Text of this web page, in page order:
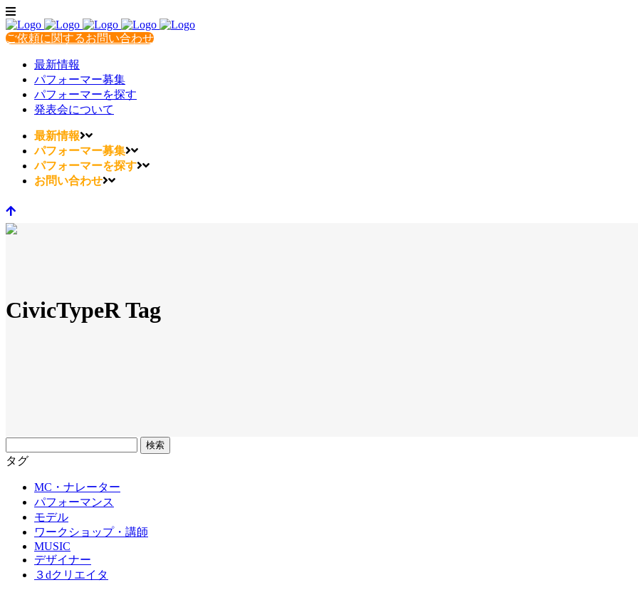
ご依頼に関するお問い合わせ
最新情報
パフォーマー募集
パフォーマーを探す
発表会について
最新情報
パフォーマー募集
パフォーマーを探す
お問い合わせ
CivicTypeR Tag
リ
タグ
MC・ナレーター
パフォーマンス
モデル
ワークショップ・講師
MUSIC
デザイナー
３dクリエイタ